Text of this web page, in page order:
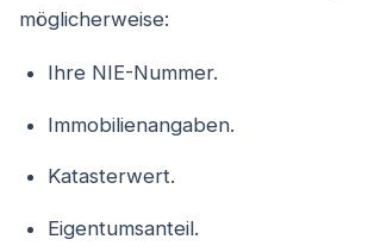
möglicherweise:
Ihre NIE-Nummer.
Immobilienangaben.
Katasterwert.
Eigentumsanteil.